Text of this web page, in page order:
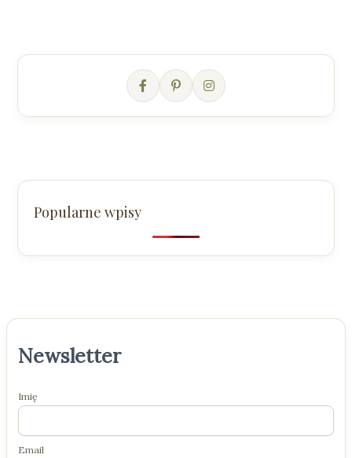
Popularne wpisy
Newsletter
Imię
Email